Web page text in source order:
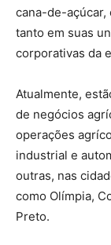
cana-de-açúcar,
tanto em suas
corporativas da
Atualmente,
de negócios
operações
industrial e
outras, nas
como Olímpia,
Preto.